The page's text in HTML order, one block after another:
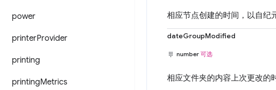
power
printerProvider
printing
printingMetrics
相应节点创建的时间，以自纪
dateGroupModified
number 可选
相应文件夹的内容上次更改的